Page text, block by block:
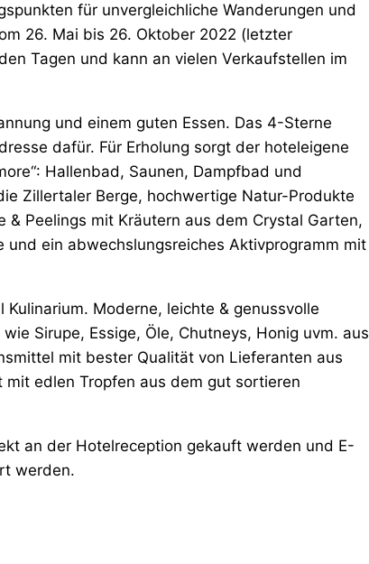
für unvergleichliche Wanderungen und
26. Mai bis 26. Oktober 2022 (letzter
Tagen und kann an vielen Verkaufstellen im
und einem guten Essen. Das 4-Sterne
dafür. Für Erholung sorgt der hoteleigene
Hallenbad, Saunen, Dampfbad und
Zillertaler Berge, hochwertige Natur-Produkte
& Peelings mit Kräutern aus dem Crystal Garten,
ein abwechslungsreiches Aktivprogramm mit
Moderne, leichte & genussvolle
Sirupe, Essige, Öle, Chutneys, Honig uvm. aus
mit bester Qualität von Lieferanten aus
edlen Tropfen aus dem gut sortieren
an der Hotelreception gekauft werden und E-
werden.